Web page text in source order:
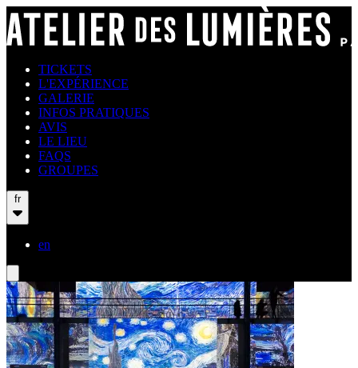
TICKETS
L'EXPÉRIENCE
GALERIE
INFOS PRATIQUES
AVIS
LE LIEU
FAQS
GROUPES
fr
en